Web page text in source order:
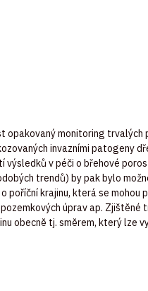
opakovanýmonitoring trvalých
invazními patogeny
výsledků vpéči obřehové
trendů) bypakbylo
opoříčníkrajinu,kterásemohou
pozemkových úpravap. Zjištěné
obecně tj.směrem,kterýlze